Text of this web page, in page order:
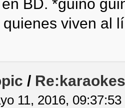
BD. *guiño
viven al
/ Re:karaokes
11, 2016,